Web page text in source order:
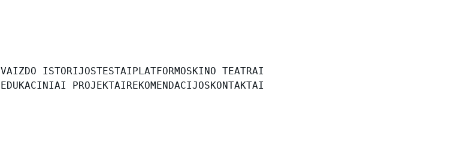
VAIZDO ISTORIJOSTESTAIPLATFORMOSKINO TEATRAI
EDUKACINIAI PROJEKTAIREKOMENDACIJOSKONTAKTAI